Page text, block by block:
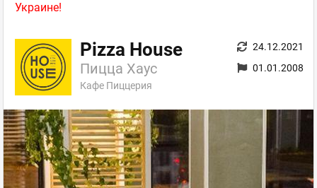
Украине!
Pizza House
Пицца Хаус
Кафе Пиццерия
24.12.2021
01.01.2008